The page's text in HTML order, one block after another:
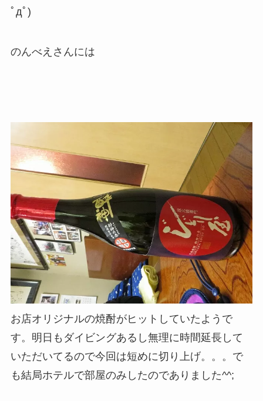
ﾟдﾟ)
のんべえさんには
お店オリジナルの焼酎がヒットしていたようで
す。明日もダイビングあるし無理に時間延長して
いただいてるので今回は短めに切り上げ。。。で
も結局ホテルで部屋のみしたのでありました^^;